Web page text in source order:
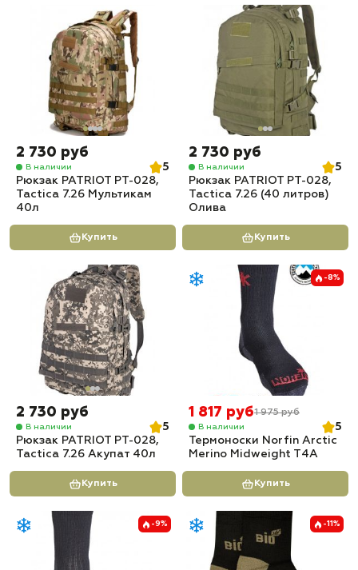
2 730 руб
В наличии
5
Рюкзак PATRIOT РТ-028,
Tactica 7.26 Мультикам
40л
Купить
2 730 руб
В наличии
5
Рюкзак PATRIOT РТ-028,
Tactica 7.26 (40 литров)
Олива
Купить
2 730 руб
В наличии
5
Рюкзак PATRIOT РТ-028,
Tactica 7.26 Акупат 40л
Купить
-8%
1 817 руб1 975 руб
В наличии
5
Термоноски Norfin Arctic
Merino Midweight T4A
Купить
-9% -11%